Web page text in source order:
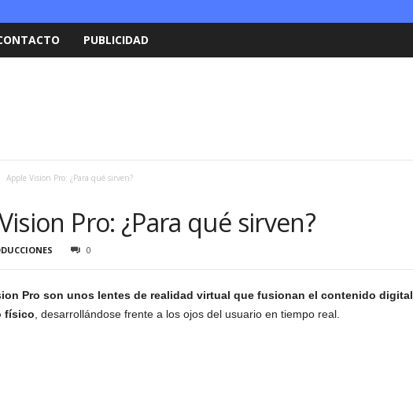
PUBLICIDAD
Apple Vision Pro: ¿Para qué sirven?
Pro: ¿Para qué sirven?
0
Pro son unos lentes de realidad virtual que fusionan el contenido digital
físico , desarrollándose frente a los ojos del usuario en tiempo real.